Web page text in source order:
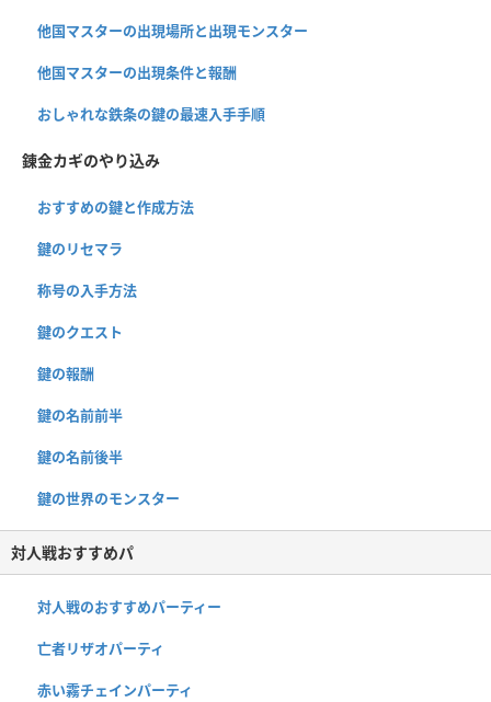
他国マスターの出現場所と出現モンスター
他国マスターの出現条件と報酬
おしゃれな鉄条の鍵の最速入手手順
錬金カギのやり込み
おすすめの鍵と作成方法
鍵のリセマラ
称号の入手方法
鍵のクエスト
鍵の報酬
鍵の名前前半
鍵の名前後半
鍵の世界のモンスター
対人戦おすすめパ
対人戦のおすすめパーティー
亡者リザオパーティ
赤い霧チェインパーティ